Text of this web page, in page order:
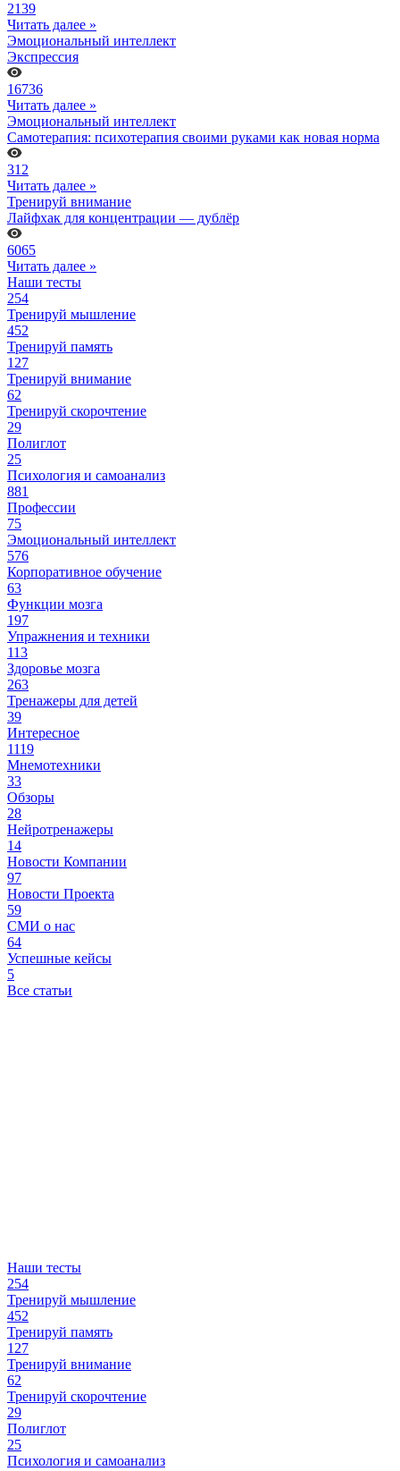
2139
Читать далее »
Эмоциональный интеллект
Экспрессия
16736
Читать далее »
Эмоциональный интеллект
Самотерапия: психотерапия своими руками как новая норма
312
Читать далее »
Тренируй внимание
Лайфхак для концентрации — дублёр
6065
Читать далее »
Наши тесты
254
Тренируй мышление
452
Тренируй память
127
Тренируй внимание
62
Тренируй скорочтение
29
Полиглот
25
Психология и самоанализ
881
Профессии
75
Эмоциональный интеллект
576
Корпоративное обучение
63
Функции мозга
197
Упражнения и техники
113
Здоровье мозга
263
Тренажеры для детей
39
Интересное
1119
Мнемотехники
33
Обзоры
28
Нейротренажеры
14
Новости Компании
97
Новости Проекта
59
СМИ о нас
64
Успешные кейсы
5
Все статьи
Наши тесты
254
Тренируй мышление
452
Тренируй память
127
Тренируй внимание
62
Тренируй скорочтение
29
Полиглот
25
Психология и самоанализ